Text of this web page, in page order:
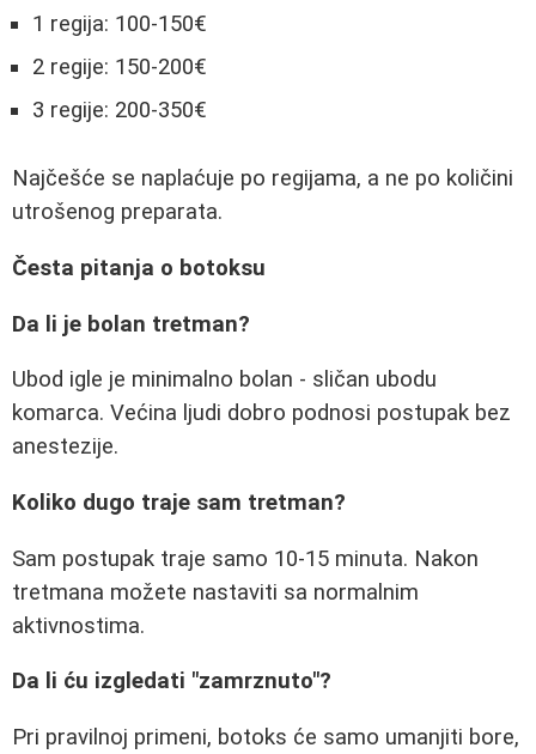
1 regija: 100-150€
2 regije: 150-200€
3 regije: 200-350€
Najčešće se naplaćuje po regijama, a ne po količini
utrošenog preparata.
Česta pitanja o botoksu
Da li je bolan tretman?
Ubod igle je minimalno bolan - sličan ubodu
komarca. Većina ljudi dobro podnosi postupak bez
anestezije.
Koliko dugo traje sam tretman?
Sam postupak traje samo 10-15 minuta. Nakon
tretmana možete nastaviti sa normalnim
aktivnostima.
Da li ću izgledati "zamrznuto"?
Pri pravilnoj primeni, botoks će samo umanjiti bore,